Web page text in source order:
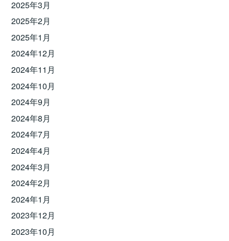
2025年3月
2025年2月
2025年1月
2024年12月
2024年11月
2024年10月
2024年9月
2024年8月
2024年7月
2024年4月
2024年3月
2024年2月
2024年1月
2023年12月
2023年10月